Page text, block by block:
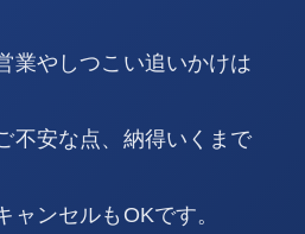
業やしつこい追いかけは
不安な点、納得いくまで
ャンセルもOKです。